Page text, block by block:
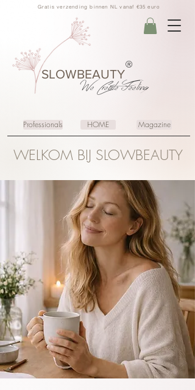
Gratis verzending binnen NL vanaf €35 euro
SLOWBEAUTY
We CreateFeeling
®
Professionals HOME Magazine
WELKOM BIJ SLOWBEAUTY